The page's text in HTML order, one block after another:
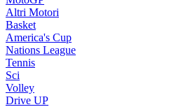
Altri Motori
Basket
America's Cup
Nations League
Tennis
Sci
Volley
Drive UP